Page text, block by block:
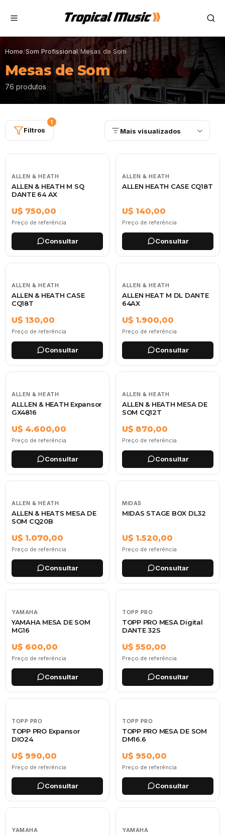
Home/Som Profissional/Mesas de Som
Mesas de Som
76 produtos
Filtros
1
Mais visualizados
ALLEN & HEATH
ALLEN & HEATH M SQ
DANTE 64 AX
U$ 750,00
Preço de referência
Consultar
ALLEN & HEATH
ALLEN HEATH CASE CQ18T
U$ 140,00
Preço de referência
Consultar
ALLEN & HEATH
ALLEN & HEATH CASE
CQ18T
U$ 130,00
Preço de referência
Consultar
ALLEN & HEATH
ALLEN HEAT M DL DANTE
64AX
U$ 1.900,00
Preço de referência
Consultar
ALLEN & HEATH
ALLLEN & HEATH Expansor
GX4816
U$ 4.600,00
Preço de referência
Consultar
ALLEN & HEATH
ALLEN & HEATH MESA DE
SOM CQ12T
U$ 870,00
Preço de referência
Consultar
ALLEN & HEATH
ALLEN & HEATS MESA DE
SOM CQ20B
U$ 1.070,00
Preço de referência
Consultar
MIDAS
MIDAS STAGE BOX DL32
U$ 1.520,00
Preço de referência
Consultar
YAMAHA
YAMAHA MESA DE SOM
MG16
U$ 600,00
Preço de referência
Consultar
TOPP PRO
TOPP PRO MESA Digital
DANTE 32S
U$ 550,00
Preço de referência
Consultar
TOPP PRO
TOPP PRO Expansor
DIO24
U$ 990,00
Preço de referência
Consultar
TOPP PRO
TOPP PRO MESA DE SOM
DM16.6
U$ 950,00
Preço de referência
Consultar
YAMAHA YAMAHA